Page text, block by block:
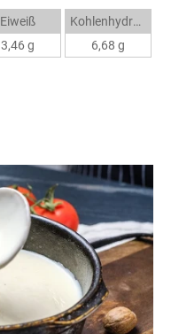
Eiweiß
3,46 g
Kohlenhydrate
6,68 g